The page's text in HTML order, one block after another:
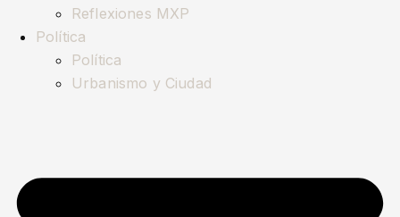
Reflexiones MXP
Política
Política
Urbanismo y Ciudad